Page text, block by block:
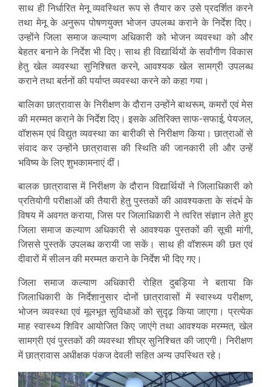
साथ ही निर्धारित मेनू व्यवस्थित रूप से तैयार कर उसे प्रदर्शित करने
तथा मेनू के अनुरूप पोषणयुक्त भोजन उपलब्ध कराने के निर्देश दिए।
उन्होंने जिला समाज कल्याण अधिकारी को भोजन व्यवस्था को और
बेहतर बनाने के निर्देश भी दिए। साथ ही विद्यार्थियों के सर्वांगीण विकास
हेतु खेल व्यवस्था सुनिश्चित करने, आवश्यक खेल सामग्री उपलब्ध
कराने तथा बर्तनों की पर्याप्त व्यवस्था करने को कहा गया।
बालिका छात्रावास के निरीक्षण के दौरान उन्होंने बाथरूम, कमरों एवं मेस
की मरम्मत कराने के निर्देश दिए। इसके अतिरिक्त साफ-सफाई, पेयजल,
वॉशरूम एवं विद्युत व्यवस्था का बारीकी से निरीक्षण किया। छात्राओं से
संवाद कर उन्होंने छात्रावास की स्थिति की जानकारी ली और उन्हें
भविष्य के लिए शुभकामनाएं दीं।
बालक छात्रावास में निरीक्षण के दौरान विद्यार्थियों ने जिलाधिकारी को
प्रतियोगी परीक्षाओं की तैयारी हेतु पुस्तकों की आवश्यकता के संदर्भ के
विषय में अवगत कराया, जिस पर जिलाधिकारी ने त्वरित संज्ञान लेते हुए
जिला समाज कल्याण अधिकारी से आवश्यक पुस्तकों की सूची मांगी,
जिससे पुस्तकें उपलब्ध करायी जा सकें। साथ ही वॉशरूम की छत एवं
दीवारों में सीलन की मरम्मत कराने के निर्देश भी दिए गए।
जिला समाज कल्याण अधिकारी रोहित दुबड़िया ने बताया कि
जिलाधिकारी के निर्देशानुसार दोनों छात्रावासों में स्वास्थ्य परीक्षण,
भोजन व्यवस्था एवं मूलभूत सुविधाओं को सुदृढ़ किया जाएगा। प्रत्येक
माह स्वास्थ्य शिविर आयोजित किए जाएंगे तथा आवश्यक मरम्मत, खेल
सामग्री एवं पुस्तकों की व्यवस्था शीघ्र सुनिश्चित की जाएगी। निरीक्षण
में छात्रावास अधीक्षक पंकज देवली सहित अन्य उपस्थित रहे।